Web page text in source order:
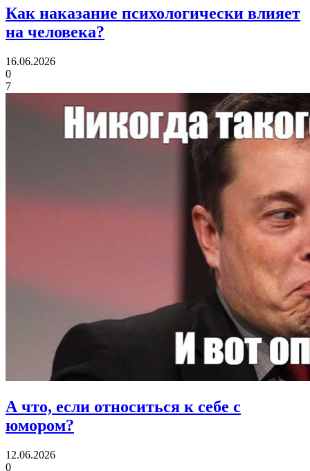
Как наказание психологически влияет
на человека?
16.06.2026
0
7
А что, если относиться к себе с
юмором?
12.06.2026
0